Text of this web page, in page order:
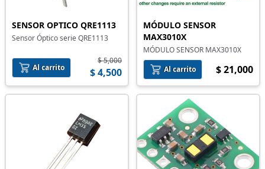
SENSOR OPTICO QRE1113
Sensor Óptico serie QRE1113
Al carrito
$ 5,000
$ 4,500
MÓDULO SENSOR
MAX3010X
MÓDULO SENSOR MAX3010X
Al carrito
$ 21,000